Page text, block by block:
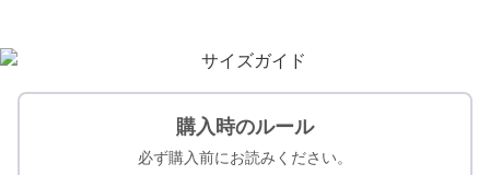
購入時のルール
必ず購入前にお読みください。